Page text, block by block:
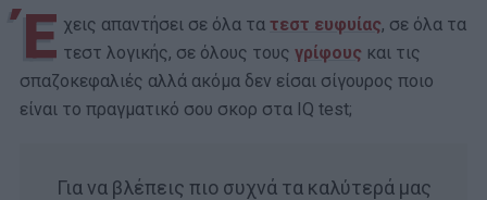
Έ χεις απαντήσει σε όλα τα τεστ ευφυίας, σε όλα τα
τεστ λογικής, σε όλους τους γρίφους και τις
σπαζοκεφαλιές αλλά ακόμα δεν είσαι σίγουρος ποιο
είναι το πραγματικό σου σκορ στα IQ test;
Για να βλέπεις πιο συχνά τα καλύτερά μας